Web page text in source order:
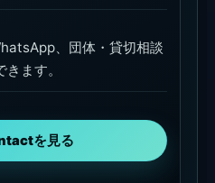
、団体・貸切相談
ます。
を見る